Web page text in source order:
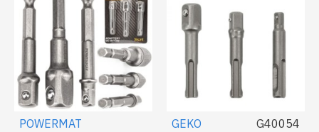
POWERMAT
GEKO G40054